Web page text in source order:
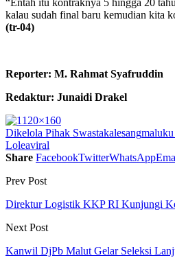
kalau sudah final baru kemudian kita
(tr-04)
Reporter: M. Rahmat Syafruddin
Redaktur: Junaidi Drakel
Dikelola Pihak Swastakalesangmaluku
Loleaviral
Share FacebookTwitterWhatsApp
Prev Post
Direktur Logistik KKP RI Kunjungi
Next Post
Kanwil DjPb Malut Gelar Seleksi